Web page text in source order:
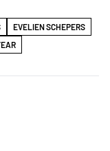
EVELIEN SCHEPERS